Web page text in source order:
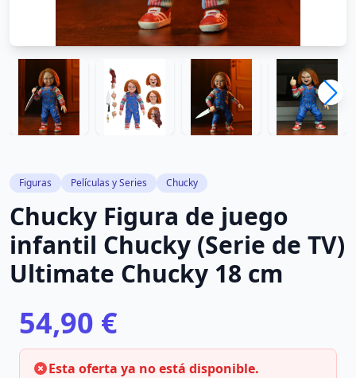
Figuras Películas y Series Chucky
Chucky Figura de juego
infantil Chucky (Serie de TV)
Ultimate Chucky 18 cm
54,90 €
Esta oferta ya no está disponible.